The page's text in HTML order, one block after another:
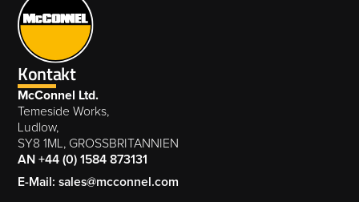
Kontakt
McConnel Ltd.
Temeside Works,
Ludlow,
SY8 1ML, GROSSBRITANNIEN
AN +44 (0) 1584 873131
E-Mail: sales@mcconnel.com